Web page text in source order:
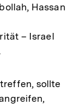
Hassan
– Israel
sollte